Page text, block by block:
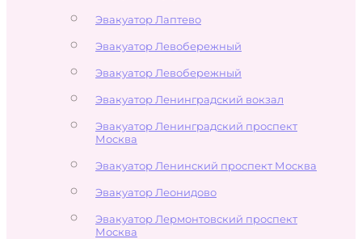
Эвакуатор Лаптево
Эвакуатор Левобережный
Эвакуатор Левобережный
Эвакуатор Ленинградский вокзал
Эвакуатор Ленинградский проспект
Москва
Эвакуатор Ленинский проспект Москва
Эвакуатор Леонидово
Эвакуатор Лермонтовский проспект
Москва